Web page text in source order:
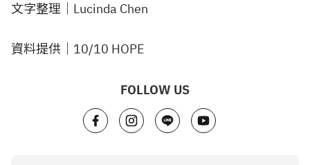
文字整理｜Lucinda Chen
資料提供｜10/10 HOPE
FOLLOW US